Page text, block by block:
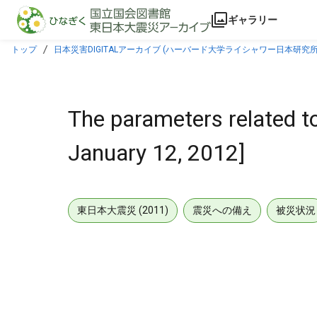
本文に飛ぶ
ギャラリー
トップ 日本災害DIGITALアーカイブ (ハーバード大学ライシャワー日本研究
The parameters related
January 12, 2012]
東日本大震災 (2011) 震災への備え 被災状況